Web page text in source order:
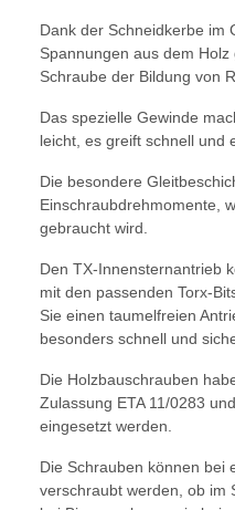
Dank der Schneidkerbe im
Spannungen aus dem
Schraube der Bildung von
Das spezielle Gewinde
leicht, es greift schnell und
Die besondere
Einschraubdrehmomente,
gebraucht wird.
Den TX-Innensternantrieb
mit den passenden Torx-
Sie einen taumelfreien
besonders schnell und
Die Holzbauschrauben
Zulassung ETA 11/0283
eingesetzt werden.
Die Schrauben können bei
verschraubt werden, ob im